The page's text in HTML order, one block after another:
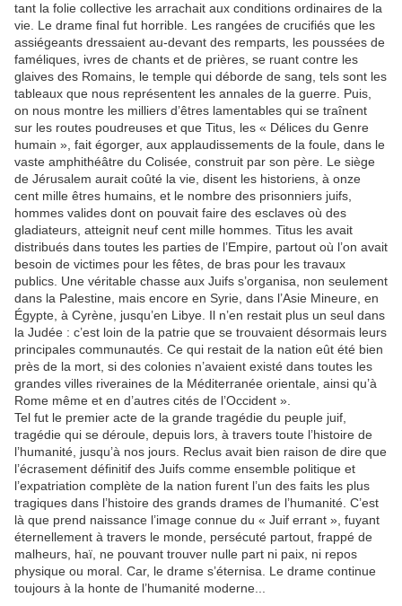
tant la folie collective les arrachait aux conditions ordinaires de la
vie. Le drame final fut horrible. Les rangées de crucifiés que les
assiégeants dressaient au-devant des remparts, les poussées de
faméliques, ivres de chants et de prières, se ruant contre les
glaives des Romains, le temple qui déborde de sang, tels sont les
tableaux que nous représentent les annales de la guerre. Puis,
on nous montre les milliers d’êtres lamentables qui se traînent
sur les routes poudreuses et que Titus, les « Délices du Genre
humain », fait égorger, aux applaudissements de la foule, dans le
vaste amphithéâtre du Colisée, construit par son père. Le siège
de Jérusalem aurait coûté la vie, disent les historiens, à onze
cent mille êtres humains, et le nombre des prisonniers juifs,
hommes valides dont on pouvait faire des esclaves où des
gladiateurs, atteignit neuf cent mille hommes. Titus les avait
distribués dans toutes les parties de l’Empire, partout où l’on avait
besoin de victimes pour les fêtes, de bras pour les travaux
publics. Une véritable chasse aux Juifs s’organisa, non seulement
dans la Palestine, mais encore en Syrie, dans l’Asie Mineure, en
Égypte, à Cyrène, jusqu’en Libye. Il n’en restait plus un seul dans
la Judée : c’est loin de la patrie que se trouvaient désormais leurs
principales communautés. Ce qui restait de la nation eût été bien
près de la mort, si des colonies n’avaient existé dans toutes les
grandes villes riveraines de la Méditerranée orientale, ainsi qu’à
Rome même et en d’autres cités de l’Occident ».
Tel fut le premier acte de la grande tragédie du peuple juif,
tragédie qui se déroule, depuis lors, à travers toute l’histoire de
l’humanité, jusqu’à nos jours. Reclus avait bien raison de dire que
l’écrasement définitif des Juifs comme ensemble politique et
l’expatriation complète de la nation furent l’un des faits les plus
tragiques dans l’histoire des grands drames de l’humanité. C’est
là que prend naissance l’image connue du « Juif errant », fuyant
éternellement à travers le monde, persécuté partout, frappé de
malheurs, haï, ne pouvant trouver nulle part ni paix, ni repos
physique ou moral. Car, le drame s’éternisa. Le drame continue
toujours à la honte de l’humanité moderne...